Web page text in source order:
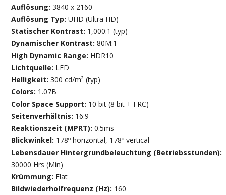
Auflösung:3840 x 2160
Auflösung Typ:UHD (Ultra HD)
Statischer Kontrast: 1,000:1 (typ)
Dynamischer Kontrast:80M:1
High Dynamic Range: HDR10
Lichtquelle: LED
Helligkeit:300 cd/m² (typ)
Colors: 1.07B
Color Space Support: 10 bit (8 bit + FRC)
Seitenverhältnis: 16:9
Reaktionszeit (MPRT):0.5ms
Blickwinkel: 178º horizontal, 178º vertical
Lebensdauer Hintergrundbeleuchtung (Betriebsstunden):
30000 Hrs (Min)
Krümmung: Flat
Bildwiederholfrequenz (Hz): 160